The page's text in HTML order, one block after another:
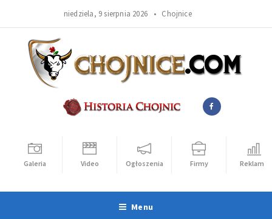
niedziela, 9 sierpnia 2026 • Chojnice
Galeria Video Ogłoszenia Firmy Reklama
Menu